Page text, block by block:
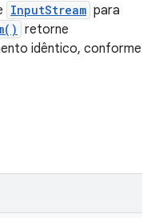
InputStream para
retorne
idêntico, conforme